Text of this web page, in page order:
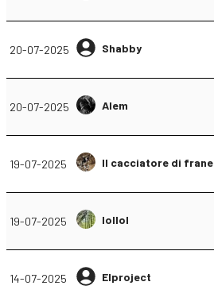
20-07-2025 Shabby
20-07-2025 Alem
19-07-2025 Il cacciatore di frane
19-07-2025 lollol
14-07-2025 Elproject